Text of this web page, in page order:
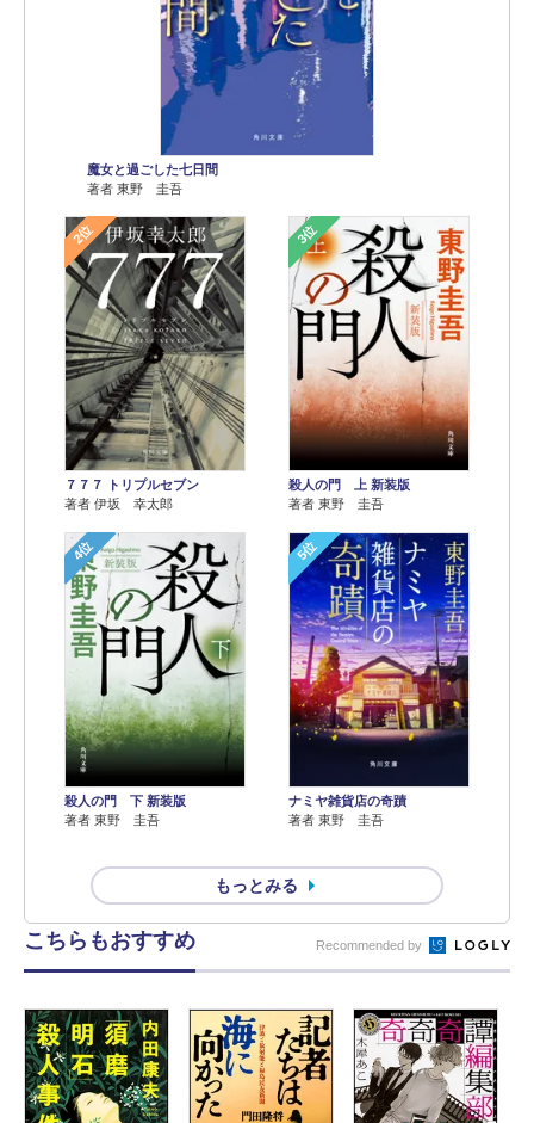
魔女と過ごした七日間
著者 東野 圭吾
2位
７７７ トリプルセブン
著者 伊坂 幸太郎
3位
殺人の門 上 新装版
著者 東野 圭吾
4位
殺人の門 下 新装版
著者 東野 圭吾
5位
ナミヤ雑貨店の奇蹟
著者 東野 圭吾
もっとみる
こちらもおすすめ Recommended by